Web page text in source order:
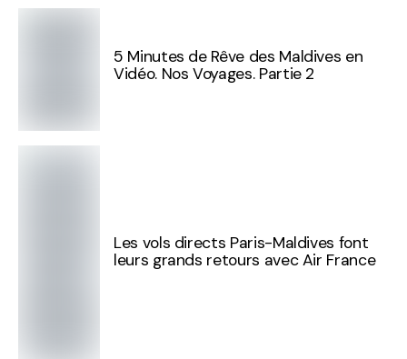
5 Minutes de Rêve des Maldives en
Vidéo. Nos Voyages. Partie 2
Les vols directs Paris-Maldives font
leurs grands retours avec Air France